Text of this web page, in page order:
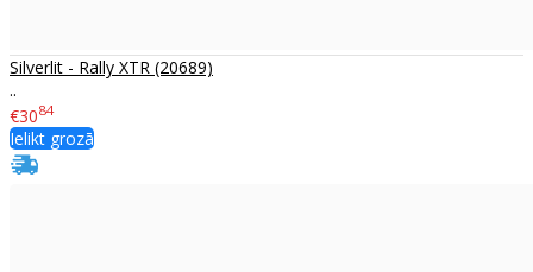
Silverlit - Rally XTR (20689)
..
€3084
Ielikt grozā